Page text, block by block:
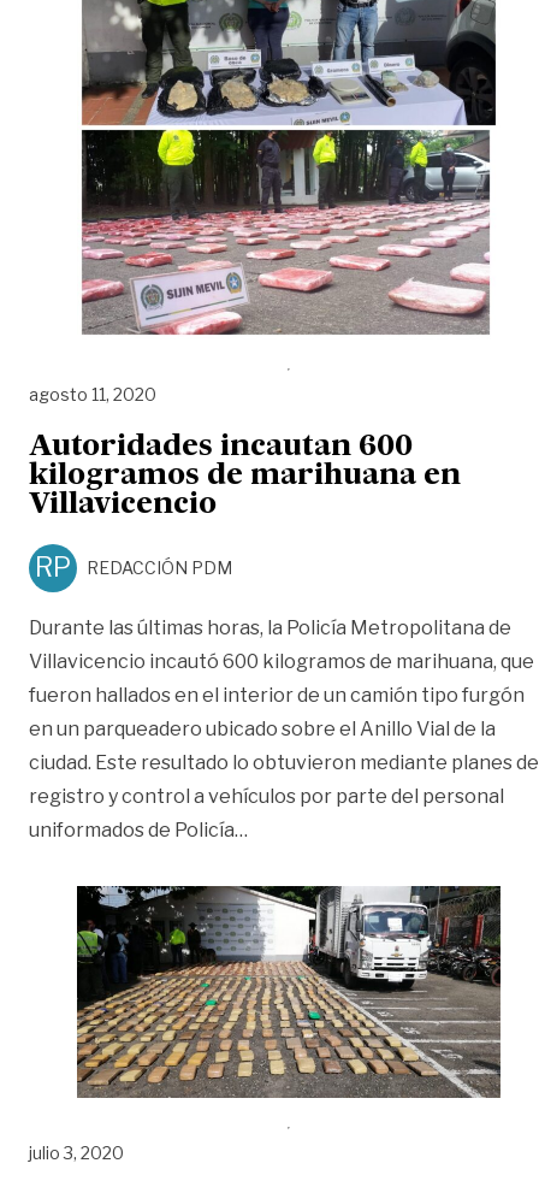
agosto 11, 2020
Autoridades incautan 600
kilogramos de marihuana en
Villavicencio
RP REDACCIÓN PDM
Durante las últimas horas, la Policía Metropolitana de
Villavicencio incautó 600 kilogramos de marihuana, que
fueron hallados en el interior de un camión tipo furgón
en un parqueadero ubicado sobre el Anillo Vial de la
ciudad. Este resultado lo obtuvieron mediante planes de
registro y control a vehículos por parte del personal
uniformados de Policía…
julio 3, 2020